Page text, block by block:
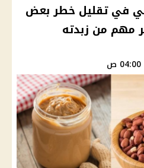
في تقليل خطر بعض
مهم من زبدته